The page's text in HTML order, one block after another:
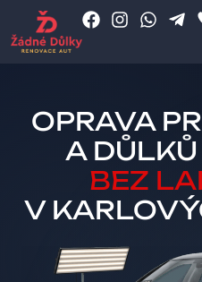
OPRAVA
A
BEZ
V